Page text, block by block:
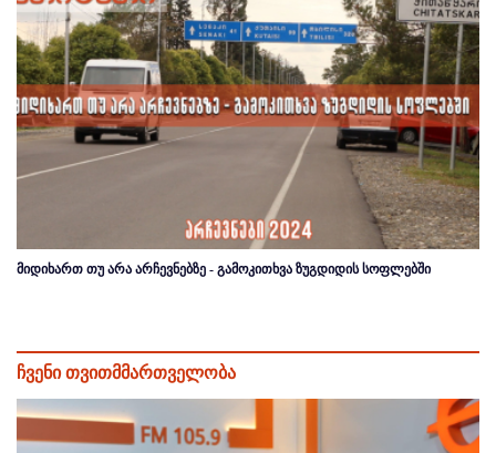
მიდიხართ თუ არა არჩევნებზე - გამოკითხვა ზუგდიდის სოფლებში
ჩვენი თვითმმართველობა